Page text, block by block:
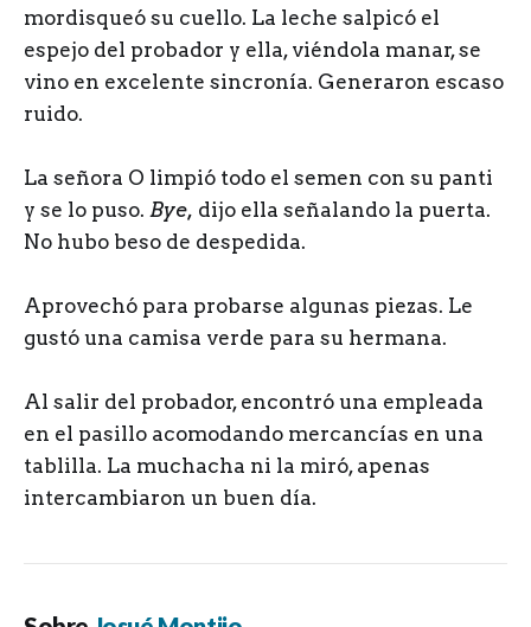
mordisqueó su cuello. La leche salpicó el
espejo del probador y ella, viéndola manar, se
vino en excelente sincronía. Generaron escaso
ruido.
La señora O limpió todo el semen con su panti
y se lo puso. Bye, dijo ella señalando la puerta.
No hubo beso de despedida.
Aprovechó para probarse algunas piezas. Le
gustó una camisa verde para su hermana.
Al salir del probador, encontró una empleada
en el pasillo acomodando mercancías en una
tablilla. La muchacha ni la miró, apenas
intercambiaron un buen día.